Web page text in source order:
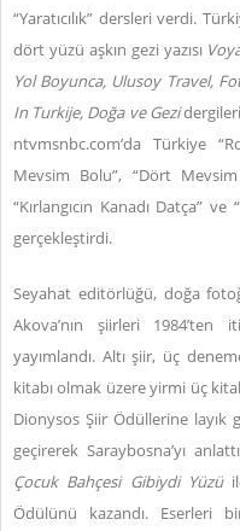
“Yaratıcılık” dersleri verdi.
dört yüzü aşkın gezi yazısı
Yol Boyunca, Ulusoy Travel,
In Turkije, Doğa ve Gezi
ntvmsnbc.com’da Türkiye
Mevsim Bolu”, “Dört
“Kırlangıcın Kanadı Datça”
gerçekleştirdi.
Seyahat editörlüğü, doğa
Akova’nın şiirleri 1984’ten
yayımlandı. Altı şiir, üç
kitabı olmak üzere yirmi üç
Dionysos Şiir Ödüllerine layık
geçirerek Saraybosna’yı
Çocuk Bahçesi Gibiydi Yüzü
Ödülünü kazandı. Eserleri